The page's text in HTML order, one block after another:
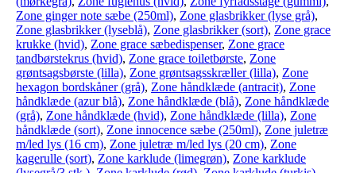
Zone ginger note sæbe (250ml), Zone glasbrikker (lyse grå),
Zone glasbrikker (lyseblå), Zone glasbrikker (sort), Zone grace
krukke (hvid), Zone grace sæbedispenser, Zone grace
tandbørstekrus (hvid), Zone grace toiletbørste, Zone
grøntsagsbørste (lilla), Zone grøntsagsskræller (lilla), Zone
hexagon bordskåner (grå), Zone håndklæde (antracit), Zone
håndklæde (azur blå), Zone håndklæde (blå), Zone håndklæde
(grå), Zone håndklæde (hvid), Zone håndklæde (lilla), Zone
håndklæde (sort), Zone innocence sæbe (250ml), Zone juletræ
m/led lys (16 cm), Zone juletræ m/led lys (20 cm), Zone
kagerulle (sort), Zone karklude (limegrøn), Zone karklude